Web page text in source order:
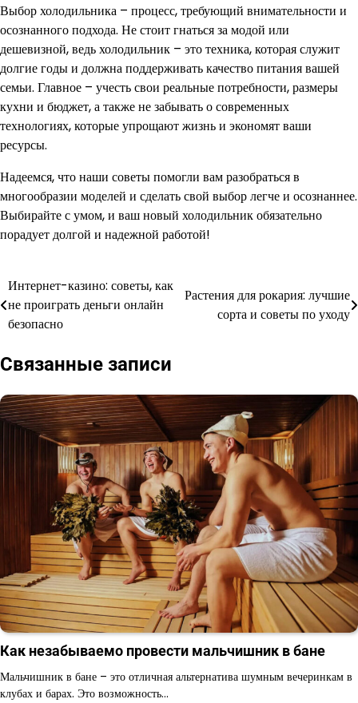
Выбор холодильника – процесс, требующий внимательности и
осознанного подхода. Не стоит гнаться за модой или
дешевизной, ведь холодильник – это техника, которая служит
долгие годы и должна поддерживать качество питания вашей
семьи. Главное – учесть свои реальные потребности, размеры
кухни и бюджет, а также не забывать о современных
технологиях, которые упрощают жизнь и экономят ваши
ресурсы.
Надеемся, что наши советы помогли вам разобраться в
многообразии моделей и сделать свой выбор легче и осознаннее.
Выбирайте с умом, и ваш новый холодильник обязательно
порадует долгой и надежной работой!
Навигация
по
Интернет-казино: советы, как
не проиграть деньги онлайн
безопасно
Растения для рокария: лучшие
сорта и советы по уходу
Связанные записи
Как незабываемо провести мальчишник в бане
Мальчишник в бане – это отличная альтернатива шумным вечеринкам в
клубах и барах. Это возможность…